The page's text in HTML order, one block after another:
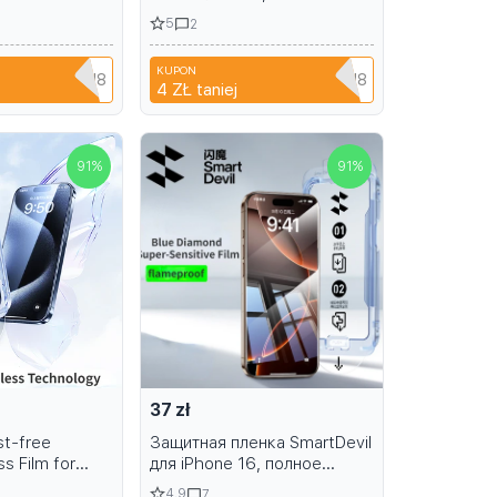
2Pcs K80
ochrona przed odciskami
palców, pełne pokrycie 13
5 2
KUPON
4 ZŁ taniej CYPQ3XAVLEH8
91 %
free
Film for
HD Clear
91 %
37 zł
Защитная пленка SmartDevil
для iPhone 16, полное
покрытие HD, пленка из
4.9